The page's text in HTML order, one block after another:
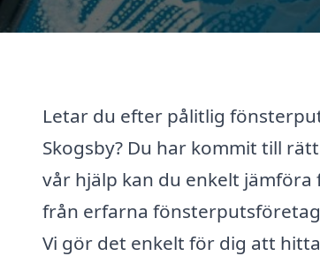
Letar du efter pålitlig
Skogsby? Du har kommit till
vår hjälp kan du enkelt
från erfarna
Vi gör det enkelt för dig att